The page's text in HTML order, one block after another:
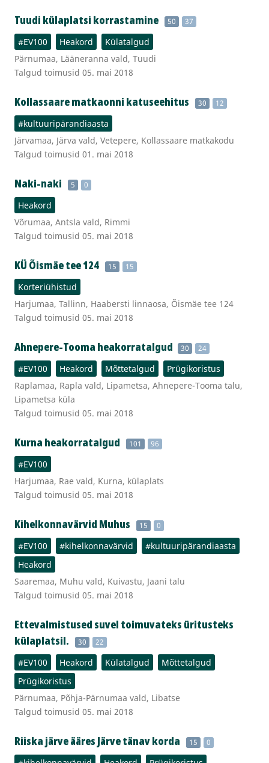
Tuudi külaplatsi korrastamine 50 37
#EV100 Heakord
Külatalgud
Pärnumaa, Lääneranna vald, Tuudi
Talgud toimusid 05. mai 2018
Kollassaare matkaonni katuseehitus 30 12
#kultuuripärandiaasta
Järvamaa, Järva vald, Vetepere, Kollassaare matkakodu
Talgud toimusid 01. mai 2018
Naki-naki 5 0
Heakord
Võrumaa, Antsla vald, Rimmi
Talgud toimusid 05. mai 2018
KÜ Õismäe tee 124 15 15
Korteriühistud
Harjumaa, Tallinn, Haabersti linnaosa, Õismäe tee 124
Talgud toimusid 05. mai 2018
Ahnepere-Tooma heakorratalgud 30 24
#EV100 Heakord Mõttetalgud
Prügikoristus
Raplamaa, Rapla vald, Lipametsa, Ahnepere-Tooma talu,
Lipametsa küla
Talgud toimusid 05. mai 2018
Kurna heakorratalgud 101 96
#EV100
Harjumaa, Rae vald, Kurna, külaplats
Talgud toimusid 05. mai 2018
Kihelkonnavärvid Muhus 15 0
#EV100 #kihelkonnavärvid
#kultuuripärandiaasta
Heakord
Saaremaa, Muhu vald, Kuivastu, Jaani talu
Talgud toimusid 05. mai 2018
Ettevalmistused suvel toimuvateks üritusteks
külaplatsil.
30 22
#EV100 Heakord Külatalgud
Mõttetalgud
Prügikoristus
Pärnumaa, Põhja-Pärnumaa vald, Libatse
Talgud toimusid 05. mai 2018
Riiska järve ääres Järve tänav korda 15 0